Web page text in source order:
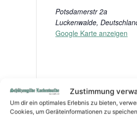
Zustimmung
Um dir ein optimales Erlebnis zu bieten,
Cookies, um Geräteinformationen zu
Potsdamerstr 2a
Luckenwalde,
Google Karte anzeigen